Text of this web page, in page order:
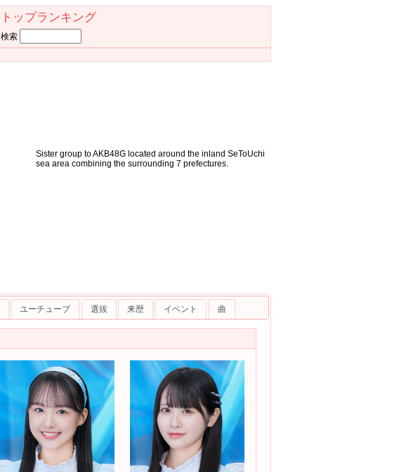
トップランキング
検索
Sister group to AKB48G located around the inland SeToUchi
sea area combining the surrounding 7 prefectures.
ユーチューブ 選抜 来歴 イベント 曲